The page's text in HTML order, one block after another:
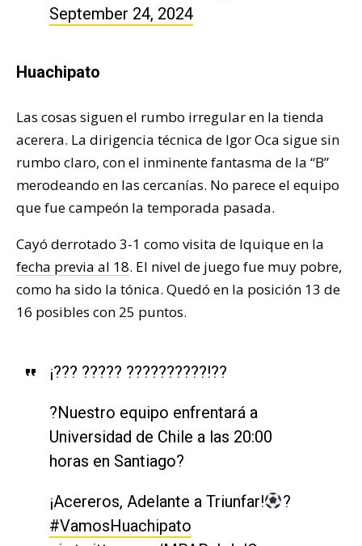
September 24, 2024
Huachipato
Las cosas siguen el rumbo irregular en la tienda
acerera. La dirigencia técnica de Igor Oca sigue sin
rumbo claro, con el inminente fantasma de la “B”
merodeando en las cercanías. No parece el equipo
que fue campeón la temporada pasada.
Cayó derrotado 3-1 como visita de Iquique en la
fecha previa al 18. El nivel de juego fue muy pobre,
como ha sido la tónica. Quedó en la posición 13 de
16 posibles con 25 puntos.
¡??? ????? ??????????!??
?Nuestro equipo enfrentará a
Universidad de Chile a las 20:00
horas en Santiago?️
¡Acereros, Adelante a Triunfar!
?
#VamosHuachipato